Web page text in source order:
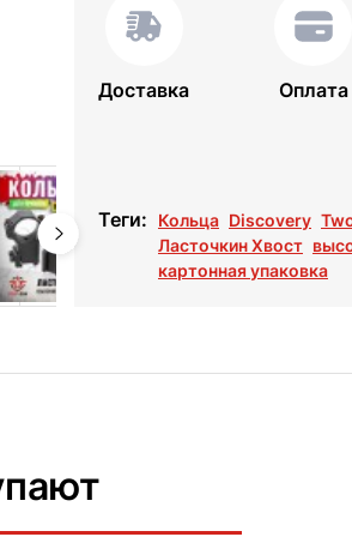
Доставка Оплата
Теги: Кольца Discovery
Ласточкин Хвост
картонная упаковка